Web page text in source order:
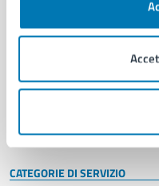
Enti e fondazioni
Personale amministrativo
Intranet, posta aziendale e
CATEGORIE DI SERVIZIO